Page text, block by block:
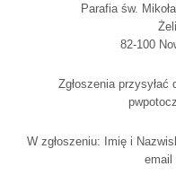
Parafia św.
82-100
Zgłoszenia
W zgłoszeniu: Imię i
email